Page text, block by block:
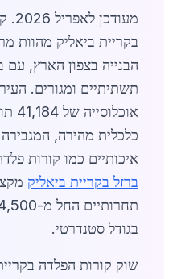
בקריית ביאליק מהוות
הבנייה בצפון הארץ, עם
תשתיתיים ומגורים.
כלכלית מהירה,
איכותיים כמו קורות
ברזל בקריית ביאליק
בגודל סטנדרטי.